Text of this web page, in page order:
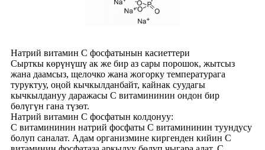
Натрий витамин С фосфатынын касиеттери
Сырткы көрүнүшү ак же бир аз сары порошок, жытсыз
жана даамсыз, щелочко жана жогорку температурага
туруктуу, оңой кычкылданбайт, кайнак суудагы
кычкылдануу даражасы С витамининин ондон бир
бөлүгүн гана түзөт.
Натрий витамин С фосфатын колдонуу:
С витамининин натрий фосфаты С витамининин туундусу
болуп саналат. Адам организмине киргенден кийин С